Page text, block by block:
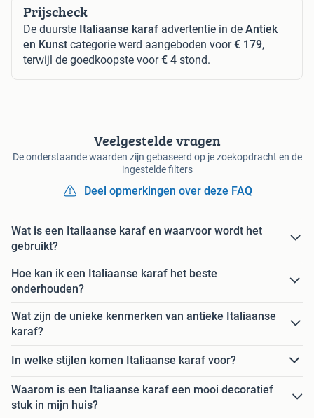
Prijscheck
De duurste Italiaanse karaf advertentie in de Antiek
en Kunst categorie werd aangeboden voor€ 179,
terwijl de goedkoopste voor€ 4 stond.
Veelgestelde vragen
De onderstaande waarden zijn gebaseerd op je zoekopdracht en de
ingestelde filters
Deel opmerkingen over deze FAQ
Wat is een Italiaanse karaf en waarvoor wordt het
gebruikt?
Hoe kan ik een Italiaanse karaf het beste
onderhouden?
Wat zijn de unieke kenmerken van antieke Italiaanse
karaf?
In welke stijlen komen Italiaanse karaf voor?
Waarom is een Italiaanse karaf een mooi decoratief
stuk in mijn huis?